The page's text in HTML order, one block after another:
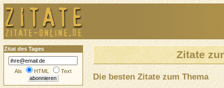
Zitate
Die besten Zitate zum Thema
Zitat des Tages
Als HTML Text